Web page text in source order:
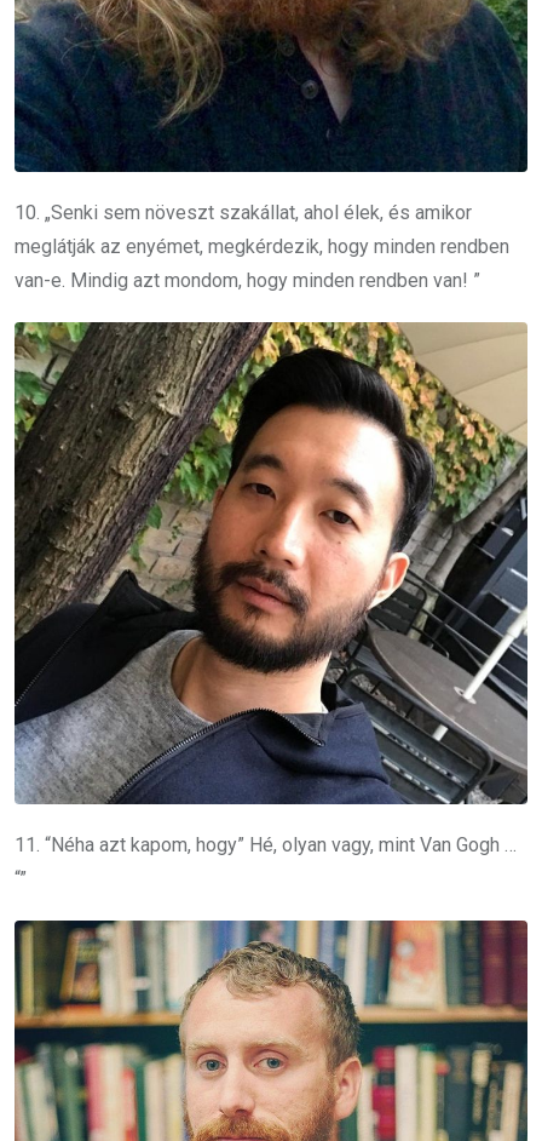
10. „Senki sem növeszt szakállat, ahol élek, és amikor
meglátják az enyémet, megkérdezik, hogy minden rendben
van-e. Mindig azt mondom, hogy minden rendben van! ”
11. “Néha azt kapom, hogy” Hé, olyan vagy, mint Van Gogh …
“”